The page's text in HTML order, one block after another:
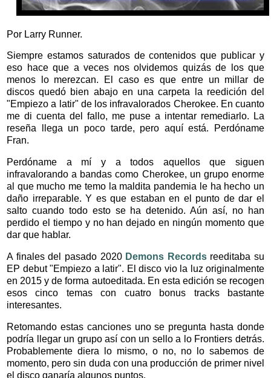
Por Larry Runner.
Siempre estamos saturados de contenidos que publicar y
eso hace que a veces nos olvidemos quizás de los que
menos lo merezcan. El caso es que entre un millar de
discos quedó bien abajo en una carpeta la reedición del
"Empiezo a latir" de los infravalorados Cherokee. En cuanto
me di cuenta del fallo, me puse a intentar remediarlo. La
reseña llega un poco tarde, pero aquí está. Perdóname
Fran.
Perdóname a mí y a todos aquellos que siguen
infravalorando a bandas como Cherokee, un grupo enorme
al que mucho me temo la maldita pandemia le ha hecho un
daño irreparable. Y es que estaban en el punto de dar el
salto cuando todo esto se ha detenido. Aún así, no han
perdido el tiempo y no han dejado en ningún momento que
dar que hablar.
A finales del pasado 2020 Demons Recordsreeditaba su
EP debut "Empiezo a latir". El disco vio la luz originalmente
en 2015 y de forma autoeditada. En esta edición se recogen
esos cinco temas con cuatro bonus tracks bastante
interesantes.
Retomando estas canciones uno se pregunta hasta donde
podría llegar un grupo así con un sello a lo Frontiers detrás.
Probablemente diera lo mismo, o no, no lo sabemos de
momento, pero sin duda con una producción de primer nivel
el disco ganaría algunos puntos.